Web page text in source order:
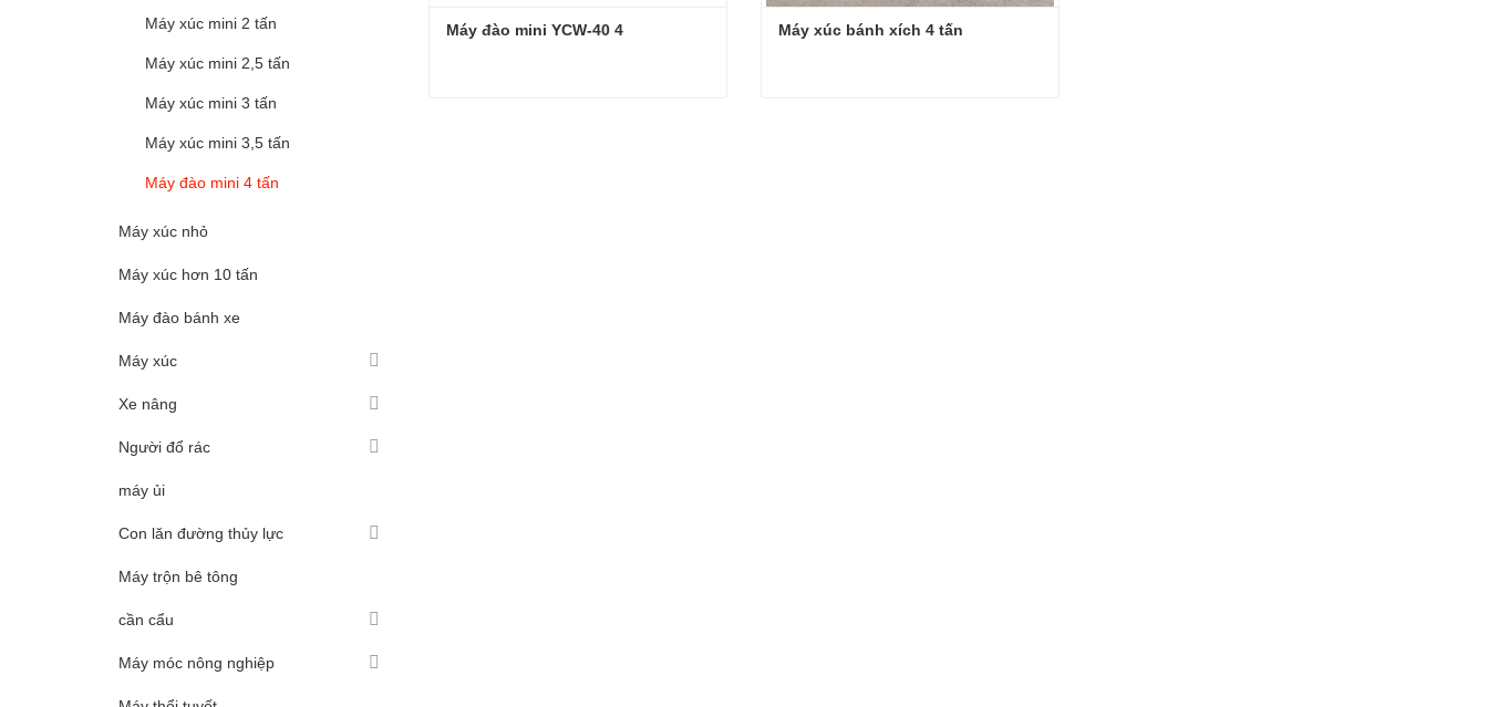
Máy xúc mini 2 tấn
Máy xúc mini 2,5 tấn
Máy xúc mini 3 tấn
Máy xúc mini 3,5 tấn
Máy đào mini 4 tấn
Máy xúc nhỏ
Máy xúc hơn 10 tấn
Máy đào bánh xe
Máy xúc
Xe nâng
Người đổ rác
máy ủi
Con lăn đường thủy lực
Máy trộn bê tông
cần cẩu
Máy móc nông nghiệp
Máy đào mini YCW-40 4 Máy xúc bánh xích 4 tấn